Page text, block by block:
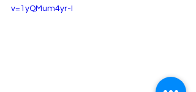
v=1yQMum4yr-I